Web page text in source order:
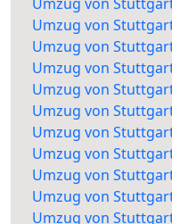
Umzug von
Umzug von
Umzug von
Umzug von
Umzug von
Umzug von
Umzug von
Umzug von
Umzug von
Umzug von